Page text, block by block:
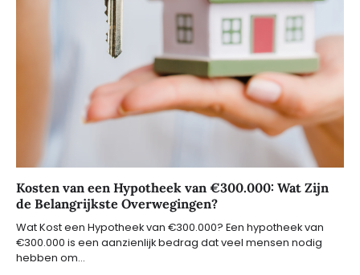
Kosten van een Hypotheek van €300.000: Wat Zijn
de Belangrijkste Overwegingen?
Wat Kost een Hypotheek van €300.000? Een hypotheek van
€300.000 is een aanzienlijk bedrag dat veel mensen nodig
hebben om…